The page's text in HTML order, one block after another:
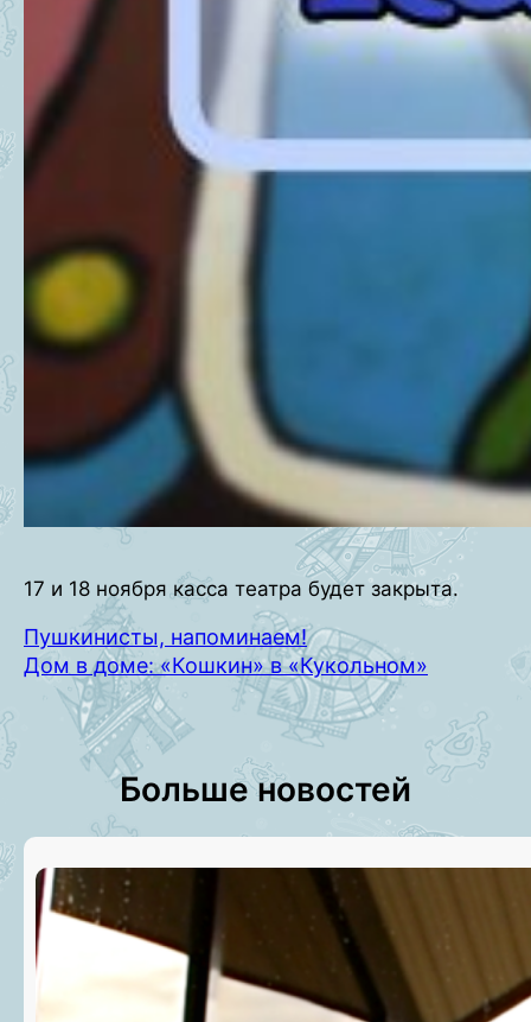
17 и 18 ноября касса театра будет закрыта.
Пушкинисты, напоминаем!
Дом в доме: «Кошкин» в «Кукольном»
Больше новостей